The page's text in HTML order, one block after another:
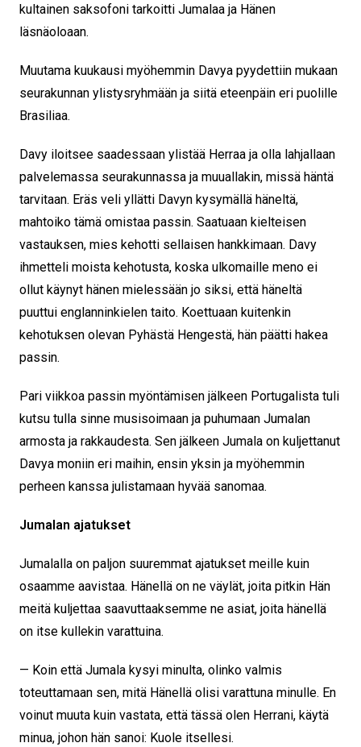
kultainen saksofoni tarkoitti Jumalaa ja Hänen
läsnäoloaan.
Muutama kuukausi myöhemmin Davya pyydettiin mukaan
seurakunnan ylistysryhmään ja siitä eteenpäin eri puolille
Brasiliaa.
Davy iloitsee saadessaan ylistää Herraa ja olla lahjallaan
palvelemassa seurakunnassa ja muuallakin, missä häntä
tarvitaan. Eräs veli yllätti Davyn kysymällä häneltä,
mahtoiko tämä omistaa passin. Saatuaan kielteisen
vastauksen, mies kehotti sellaisen hankkimaan. Davy
ihmetteli moista kehotusta, koska ulkomaille meno ei
ollut käynyt hänen mielessään jo siksi, että häneltä
puuttui englanninkielen taito. Koettuaan kuitenkin
kehotuksen olevan Pyhästä Hengestä, hän päätti hakea
passin.
Pari viikkoa passin myöntämisen jälkeen Portugalista tuli
kutsu tulla sinne musisoimaan ja puhumaan Jumalan
armosta ja rakkaudesta. Sen jälkeen Jumala on kuljettanut
Davya moniin eri maihin, ensin yksin ja myöhemmin
perheen kanssa julistamaan hyvää sanomaa.
Jumalan ajatukset
Jumalalla on paljon suuremmat ajatukset meille kuin
osaamme aavistaa. Hänellä on ne väylät, joita pitkin Hän
meitä kuljettaa saavuttaaksemme ne asiat, joita hänellä
on itse kullekin varattuina.
— Koin että Jumala kysyi minulta, olinko valmis
toteuttamaan sen, mitä Hänellä olisi varattuna minulle. En
voinut muuta kuin vastata, että tässä olen Herrani, käytä
minua, johon hän sanoi: Kuole itsellesi.